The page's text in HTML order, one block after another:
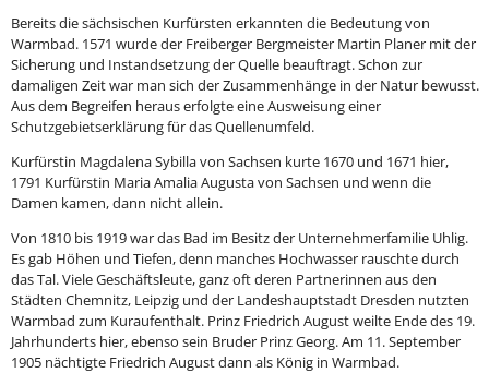
Bereits die sächsischen Kurfürsten erkannten die Bedeutung von
Warmbad. 1571 wurde der Freiberger Bergmeister Martin Planer mit der
Sicherung und Instandsetzung der Quelle beauftragt. Schon zur
damaligen Zeit war man sich der Zusammenhänge in der Natur bewusst.
Aus dem Begreifen heraus erfolgte eine Ausweisung einer
Schutzgebietserklärung für das Quellenumfeld.
Kurfürstin Magdalena Sybilla von Sachsen kurte 1670 und 1671 hier,
1791 Kurfürstin Maria Amalia Augusta von Sachsen und wenn die
Damen kamen, dann nicht allein.
Von 1810 bis 1919 war das Bad im Besitz der Unternehmerfamilie Uhlig.
Es gab Höhen und Tiefen, denn manches Hochwasser rauschte durch
das Tal. Viele Geschäftsleute, ganz oft deren Partnerinnen aus den
Städten Chemnitz, Leipzig und der Landeshauptstadt Dresden nutzten
Warmbad zum Kuraufenthalt. Prinz Friedrich August weilte Ende des 19.
Jahrhunderts hier, ebenso sein Bruder Prinz Georg. Am 11. September
1905 nächtigte Friedrich August dann als König in Warmbad.